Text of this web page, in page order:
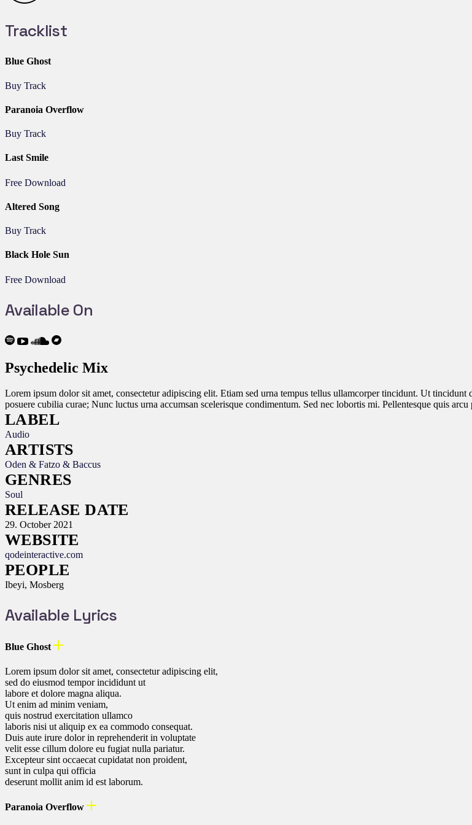
Tracklist
Blue Ghost
Buy Track
Paranoia Overflow
Buy Track
Last Smile
Free Download
Altered Song
Buy Track
Black Hole Sun
Free Download
Available On
Psychedelic Mix
Lorem ipsum dolor sit amet, consectetur adipiscing elit. Etiam sed urna tempus tellus ullamcorper tincidunt. Ut
posuere cubilia curae; Nunc luctus urna accumsan scelerisque condimentum. Sed nec lobortis mi. Pellentesque quis arcu
LABEL
Audio
ARTISTS
Oden & Fatzo & Baccus
GENRES
Soul
RELEASE DATE
29. October 2021
WEBSITE
qodeinteractive.com
PEOPLE
Ibeyi, Mosberg
Available Lyrics
Blue Ghost
Lorem ipsum dolor sit amet, consectetur adipiscing elit,
sed do eiusmod tempor incididunt ut
labore et dolore magna aliqua.
Ut enim ad minim veniam,
quis nostrud exercitation ullamco
laboris nisi ut aliquip ex ea commodo consequat.
Duis aute irure dolor in reprehenderit in voluptate
velit esse cillum dolore eu fugiat nulla pariatur.
Excepteur sint occaecat cupidatat non proident,
sunt in culpa qui officia
deserunt mollit anim id est laborum.
Paranoia Overflow